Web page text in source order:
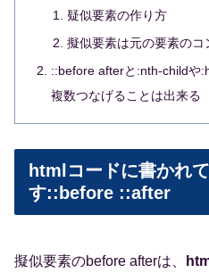
疑似要素の作り方
擬似要素は元の要素の
::before afterと:nth-childや
複数つなげることは出来る
htmlコードに書かれ
す::before ::after
擬似要素のbefore afterは、